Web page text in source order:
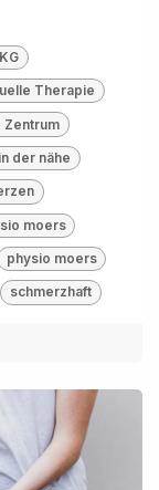
KG
Therapie
Zentrum
der nähe
moers
physio moers
schmerzhaft